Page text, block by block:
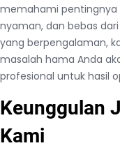
memahami pentingnya
nyaman, dan bebas
yang berpengalaman,
masalah hama Anda
profesional untuk hasil
Keunggulan
Kami